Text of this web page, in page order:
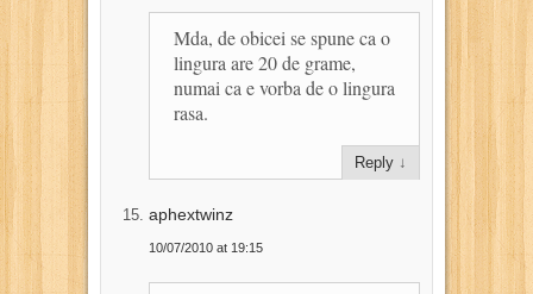
Mda, de obicei se spune ca o
lingura are 20 de grame,
numai ca e vorba de o lingura
rasa.
Reply ↓
aphextwinz
10/07/2010 at 19:15